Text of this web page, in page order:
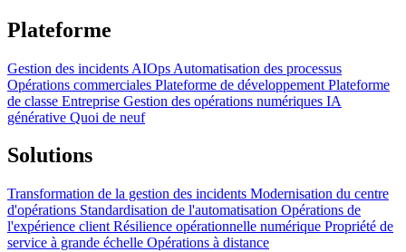
Plateforme
Gestion des incidents AIOps Automatisation des processus
Opérations commerciales Plateforme de développement Plateforme
de classe Entreprise Gestion des opérations numériques IA
générative Quoi de neuf
Solutions
Transformation de la gestion des incidents Modernisation du centre
d'opérations Standardisation de l'automatisation Opérations de
l'expérience client Résilience opérationnelle numérique Propriété de
service à grande échelle Opérations à distance